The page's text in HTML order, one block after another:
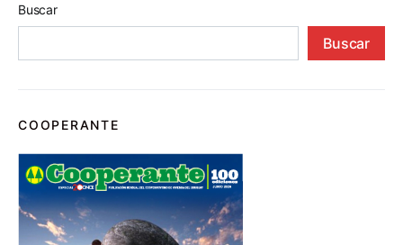
Buscar
Buscar
COOPERANTE